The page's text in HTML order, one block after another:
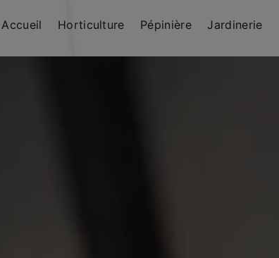
Accueil Horticulture Pépinière Jardinerie